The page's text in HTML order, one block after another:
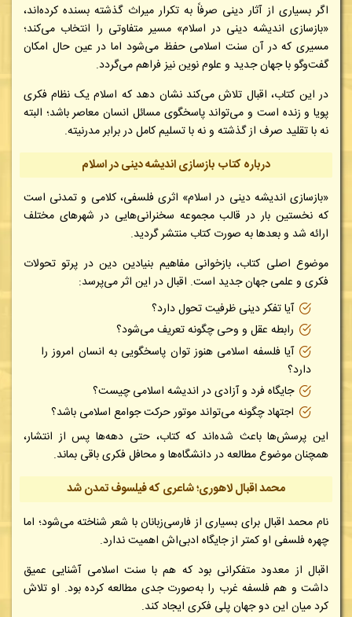
اگر بسیاری از آثار دینی صرفاً به تکرار میراث گذشته بسنده کرده‌اند،
«بازسازی اندیشه دینی در اسلام» مسیر متفاوتی را انتخاب می‌کند؛
مسیری که در آن سنت اسلامی حفظ می‌شود اما در عین حال امکان
گفت‌وگو با جهان جدید و علوم نوین نیز فراهم می‌گردد.
در این کتاب، اقبال تلاش می‌کند نشان دهد که اسلام یک نظام فکری
پویا و زنده است و می‌تواند پاسخگوی مسائل انسان معاصر باشد؛ البته
نه با تقلید صرف از گذشته و نه با تسلیم کامل در برابر مدرنیته.
درباره کتاب بازسازی اندیشه دینی در اسلام
«بازسازی اندیشه دینی در اسلام» اثری فلسفی، کلامی و تمدنی است
که نخستین بار در قالب مجموعه سخنرانی‌هایی در شهرهای مختلف
ارائه شد و بعدها به صورت کتاب منتشر گردید.
موضوع اصلی کتاب، بازخوانی مفاهیم بنیادین دین در پرتو تحولات
فکری و علمی جهان جدید است. اقبال در این اثر می‌پرسد:
آیا تفکر دینی ظرفیت تحول دارد؟
رابطه عقل و وحی چگونه تعریف می‌شود؟
آیا فلسفه اسلامی هنوز توان پاسخگویی به انسان امروز را
دارد؟
جایگاه فرد و آزادی در اندیشه اسلامی چیست؟
اجتهاد چگونه می‌تواند موتور حرکت جوامع اسلامی باشد؟
این پرسش‌ها باعث شده‌اند که کتاب، حتی دهه‌ها پس از انتشار،
همچنان موضوع مطالعه در دانشگاه‌ها و محافل فکری باقی بماند.
محمد اقبال لاهوری؛ شاعری که فیلسوف تمدن شد
نام محمد اقبال برای بسیاری از فارسی‌زبانان با شعر شناخته می‌شود؛ اما
چهره فلسفی او کمتر از جایگاه ادبی‌اش اهمیت ندارد.
اقبال از معدود متفکرانی بود که هم با سنت اسلامی آشنایی عمیق
داشت و هم فلسفه غرب را به‌صورت جدی مطالعه کرده بود. او تلاش
کرد میان این دو جهان پلی فکری ایجاد کند.